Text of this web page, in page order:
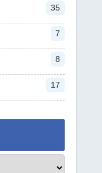
35
7
8
17